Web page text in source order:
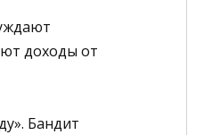
доходы от
Бандит